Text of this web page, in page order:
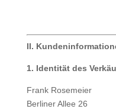
II.
1. Identität des
Frank Rosemeier
Berliner Allee 26